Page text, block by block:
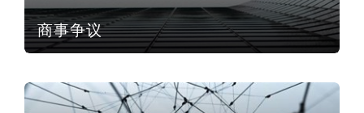
商事争议
争议解决